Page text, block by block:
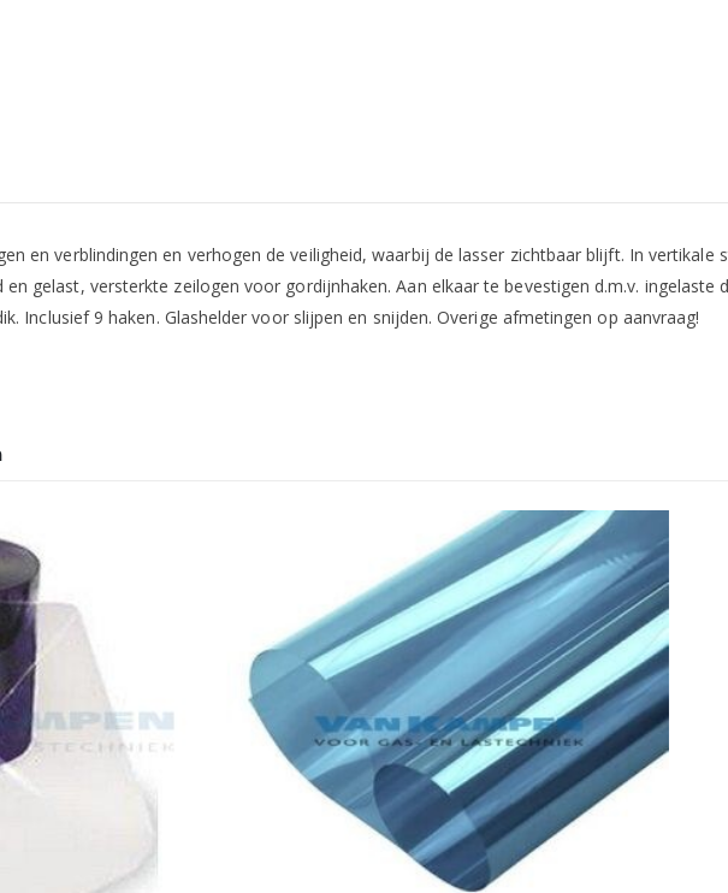
en verblindingen en verhogen de veiligheid, waarbij de lasser zichtbaar blijft. In vertikale
gelast, versterkte zeilogen voor gordijnhaken. Aan elkaar te bevestigen d.m.v. ingelaste
Inclusief 9 haken. Glashelder voor slijpen en snijden. Overige afmetingen op aanvraag!